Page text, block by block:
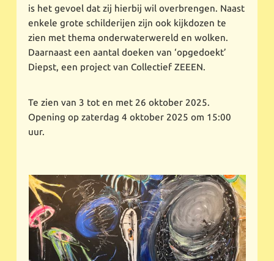
is het gevoel dat zij hierbij wil overbrengen. Naast
enkele grote schilderijen zijn ook kijkdozen te
zien met thema onderwaterwereld en wolken.
Daarnaast een aantal doeken van ‘opgedoekt’
Diepst, een project van Collectief ZEEEN.
Te zien van 3 tot en met 26 oktober 2025.
Opening op zaterdag 4 oktober 2025 om 15:00
uur.